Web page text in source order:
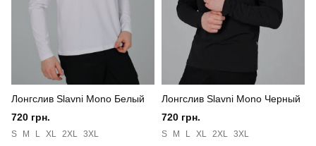
Країна - виробник україна
Лонгслив Slavni Mono Белый
720 грн.
S M L XL 2XL 3XL
Лонгслив Slavni Mono Черный
720 грн.
S M L XL 2XL 3XL